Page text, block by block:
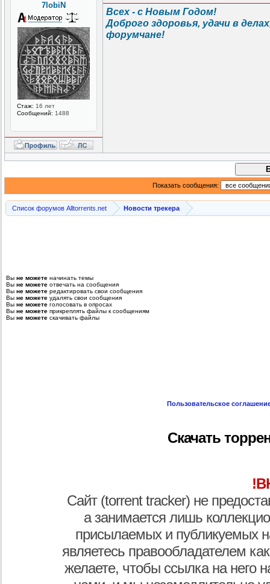
7lobiN
Стаж: 16 лет
Сообщений: 1488
Всех - с Новым Годом!
Доброго здоровья, удачи в
форумчане!
Показать сообщения:
Список форумов Alltorrents.net Новости трекера
Вы не можете начинать темы
Вы не можете отвечать на сообщения
Вы не можете редактировать свои сообщения
Вы не можете удалять свои сообщения
Вы не можете голосовать в опросах
Вы не можете прикреплять файлы к сообщениям
Вы не можете скачивать файлы
Пользовательское
Скачать
Сайт (torrent tracker) не
а занимается лишь
присылаемых и публикуемых
являетесь правообладателем
желаете, чтобы ссылка на него